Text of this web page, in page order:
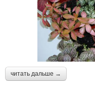
читать дальше →